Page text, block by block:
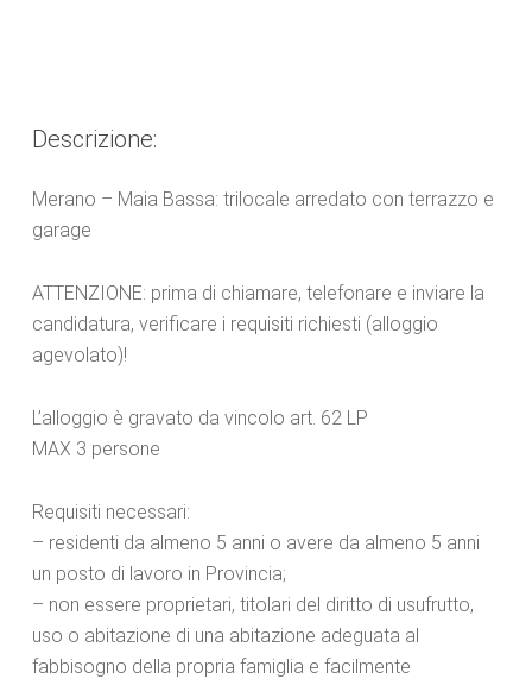
Descrizione:
Merano – Maia Bassa: trilocale arredato con terrazzo e
garage
ATTENZIONE: prima di chiamare, telefonare e inviare la
candidatura, verificare i requisiti richiesti (alloggio
agevolato)!
L’alloggio è gravato da vincolo art. 62 LP
MAX 3 persone
Requisiti necessari:
– residenti da almeno 5 anni o avere da almeno 5 anni
un posto di lavoro in Provincia;
– non essere proprietari, titolari del diritto di usufrutto,
uso o abitazione di una abitazione adeguata al
fabbisogno della propria famiglia e facilmente